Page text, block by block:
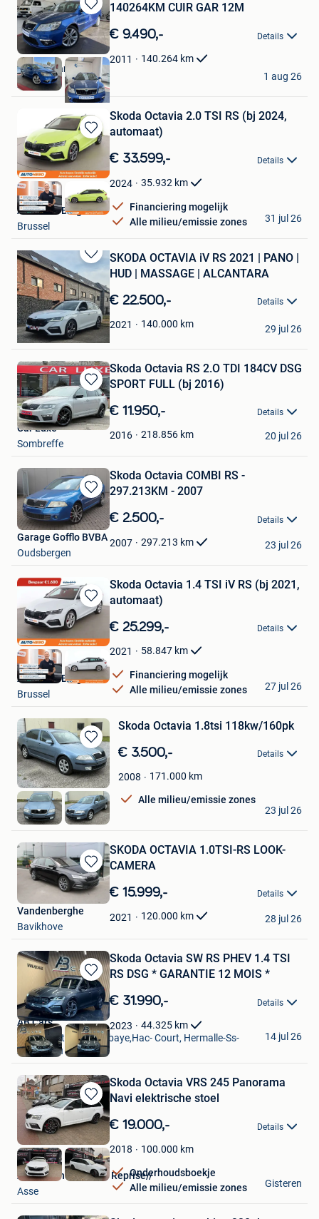
Bewaren
in
Mijn
Favorieten
140264KM CUIR GAR 12M
€ 9.490,- Details
2011 140.264 km
Europe Cars Trading
Aalbeke
1 aug 26
Bewaren
in
Favorieten
Skoda Octavia 2.0 TSI RS (bj 2024,
automaat)
€ 33.599,- Details
2024 35.932 km
Financiering mogelijk
Alle milieu/emissie zones
Autohero België
Brussel
31 jul 26
Bewaren
in
Mijn
Favorieten
SKODA OCTAVIA iV RS 2021 | PANO |
HUD | MASSAGE | ALCANTARA
€ 22.500,- Details
2021 140.000 km
Daniël
Temse
29 jul 26
Bewaren
in
Mijn
Favorieten
Skoda Octavia RS 2.O TDI 184CV DSG
SPORT FULL (bj 2016)
€ 11.950,- Details
2016 218.856 km
Car Luxe
Sombreffe
20 jul 26
Bewaren
in
Mijn
Favorieten
Skoda Octavia COMBI RS -
297.213KM - 2007
€ 2.500,- Details
2007 297.213 km
Garage Gofflo BVBA
Oudsbergen
23 jul 26
Bewaren
in
Favorieten
Skoda Octavia 1.4 TSI iV RS (bj 2021,
automaat)
€ 25.299,- Details
2021 58.847 km
Financiering mogelijk
Alle milieu/emissie zones
Autohero België
Brussel
27 jul 26
Bewaren
in
Mijn
Favorieten
Skoda Octavia 1.8tsi 118kw/160pk
€ 3.500,- Details
2008 171.000 km
Alle milieu/emissie zones
R.S
Wavre
23 jul 26
Bewaren
in
Favorieten
SKODA OCTAVIA 1.0TSI-RS LOOK-
CAMERA
€ 15.999,- Details
2021 120.000 km
Vandenberghe
Bavikhove
28 jul 26
Bewaren
in
Mijn
Favorieten
Skoda Octavia SW RS PHEV 1.4 TSI
RS DSG * GARANTIE 12 MOIS *
€ 31.990,- Details
2023 44.325 km
AB Cars
Vise + Partie De Bombaye,Hac- Court, Hermalle-Ss-
Argenteau
14 jul 26
Bewaren
in
Mijn
Favorieten
Skoda Octavia VRS 245 Panorama
Navi elektrische stoel
€ 19.000,- Details
2018 100.000 km
Onderhoudsboekje
Alle milieu/emissie zones
AUTO/Achat Vendre Reprise//
Asse
Gisteren